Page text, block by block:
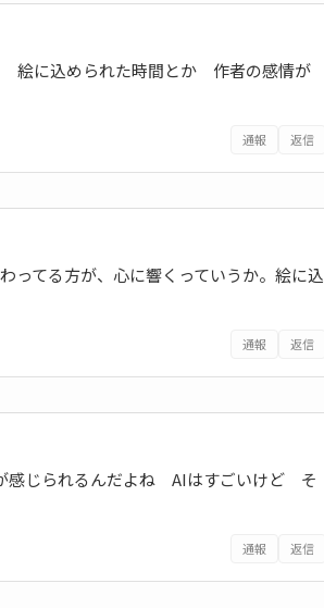
絵に込められた時間とか 作者の感情が
通報 返信
ってる方が、心に響くっていうか。絵に込
通報 返信
じられるんだよね AIはすごいけど そ
通報 返信